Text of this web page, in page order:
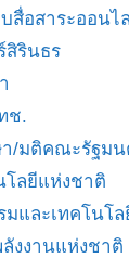
สื่อสาระออนไ
สิรินธร
ช.
า/มติคณะรัฐมน
ลยีแห่งชาติ
และเทคโนโ
งงานแห่งชาติ